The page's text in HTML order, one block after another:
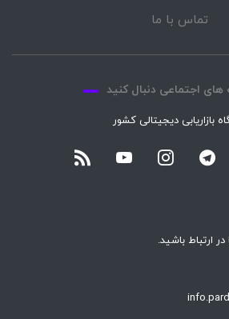
تماس با ما
های اجتماعی دنبال کنید
بازاریابی دیجیتالی کشور
ارتباط باشید.